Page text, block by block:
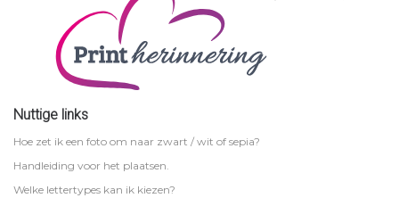
Nuttige links
Hoe zet ik een foto om naar zwart / wit of sepia?
Handleiding voor het plaatsen.
Welke lettertypes kan ik kiezen?